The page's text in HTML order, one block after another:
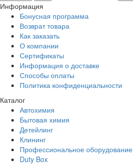
Информация
Бонусная программа
Возврат товара
Как заказать
О компании
Сертификаты
Информация о доставке
Способы оплаты
Политика конфиденциальности
Каталог
Автохимия
Бытовая химия
Детейлинг
Клининг
Профессиональное оборудование
Duty Box